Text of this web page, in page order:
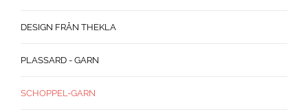
DESIGN FRÅN THEKLA
PLASSARD - GARN
SCHOPPEL-GARN